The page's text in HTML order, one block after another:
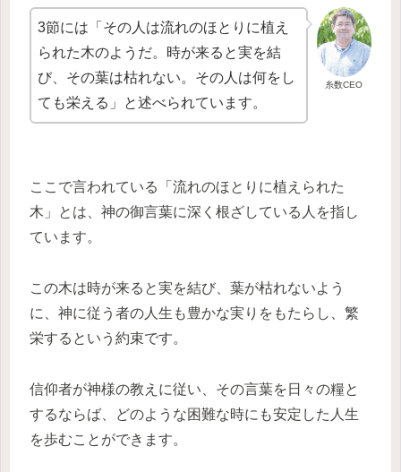
糸数CEO
3節には「その人は流れのほとりに植え
られた木のようだ。時が来ると実を結
び、その葉は枯れない。その人は何をし
ても栄える」と述べられています。
ここで言われている「流れのほとりに植えられた
木」とは、神の御言葉に深く根ざしている人を指し
ています。
この木は時が来ると実を結び、葉が枯れないよう
に、神に従う者の人生も豊かな実りをもたらし、繁
栄するという約束です。
信仰者が神様の教えに従い、その言葉を日々の糧と
するならば、どのような困難な時にも安定した人生
を歩むことができます。